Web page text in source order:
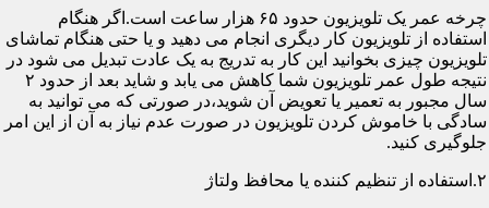
چرخه عمر یک تلویزیون حدود ۶۵ هزار ساعت است.اگر هنگام
استفاده از تلویزیون کار دیگری انجام می دهید و یا حتی هنگام تماشای
تلویزیون چیزی بخوانید این کار به تدریج به یک عادت تبدیل می شود در
نتیجه طول عمر تلویزیون شما کاهش می یابد و شاید بعد از حدود ۲
سال مجبور به تعمیر یا تعویض آن شوید،در صورتی که می توانید به
سادگی با خاموش کردن تلویزیون در صورت عدم نیاز به آن از این امر
جلوگیری کنید.
۲.استفاده از تنظیم کننده یا محافظ ولتاژ